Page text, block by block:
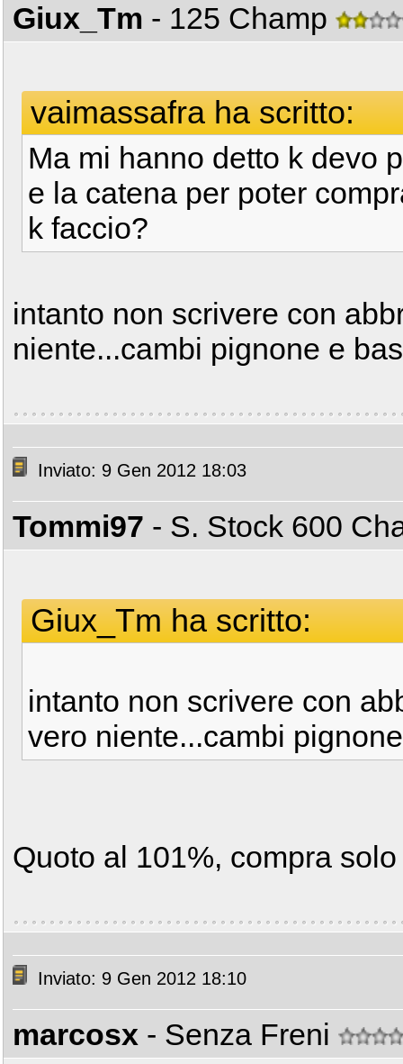
Giux_Tm - 125 Champ
vaimassafra ha scritto:
Ma mi hanno detto k devo
e la catena per poter
k faccio?
intanto non scrivere con
niente...cambi pignone e
Inviato: 9 Gen 2012 18:03
Tommi97 - S. Stock 600
Giux_Tm ha scritto:
intanto non scrivere con
vero niente...cambi
Quoto al 101%, compra
Inviato: 9 Gen 2012 18:10
marcosx - Senza Freni